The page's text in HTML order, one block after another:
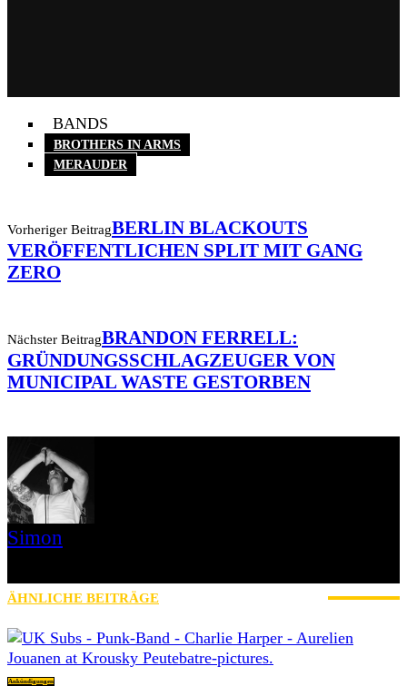
BANDS
BROTHERS IN ARMS
MERAUDER
Vorheriger BeitragBERLIN BLACKOUTS
VERÖFFENTLICHEN SPLIT MIT GANG
ZERO
Nächster BeitragBRANDON FERRELL:
GRÜNDUNGSSCHLAGZEUGER VON
MUNICIPAL WASTE GESTORBEN
Simon
ÄHNLICHE BEITRÄGE
Ankündigungen